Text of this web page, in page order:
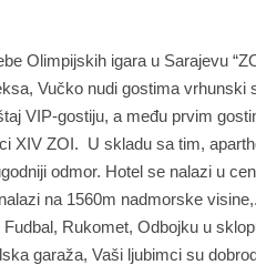
Olimpijskih igara u Sarajevu
Vučko nudi gostima vrhunski
VIP-gostiju, a među prvim
XIV ZOI. U skladu sa tim,
odmor. Hotel se nalazi u
na 1560m nadmorske
Rukomet, Odbojku u
garaža, Vaši ljubimci su